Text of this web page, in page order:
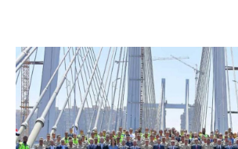
السيسي يفتتح محور روض الفرج
وكوبري تحيا مصر